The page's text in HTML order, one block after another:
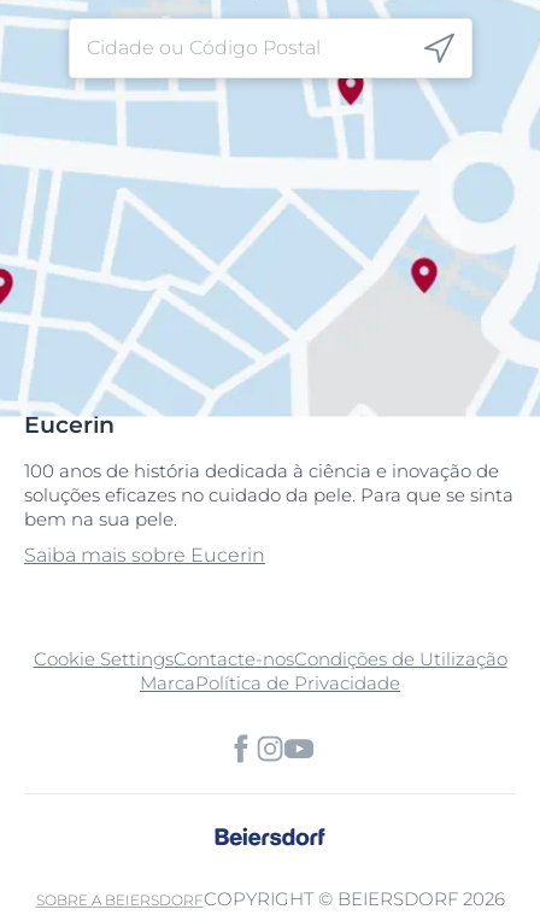
Eucerin
100 anos de história dedicada à ciência e inovação de
soluções eficazes no cuidado da pele. Para que se sinta
bem na sua pele.
Saiba mais sobre Eucerin
Cookie SettingsContacte-nosCondições de Utilização
MarcaPolítica de Privacidade
SOBRE A BEIERSDORFCOPYRIGHT © BEIERSDORF 2026